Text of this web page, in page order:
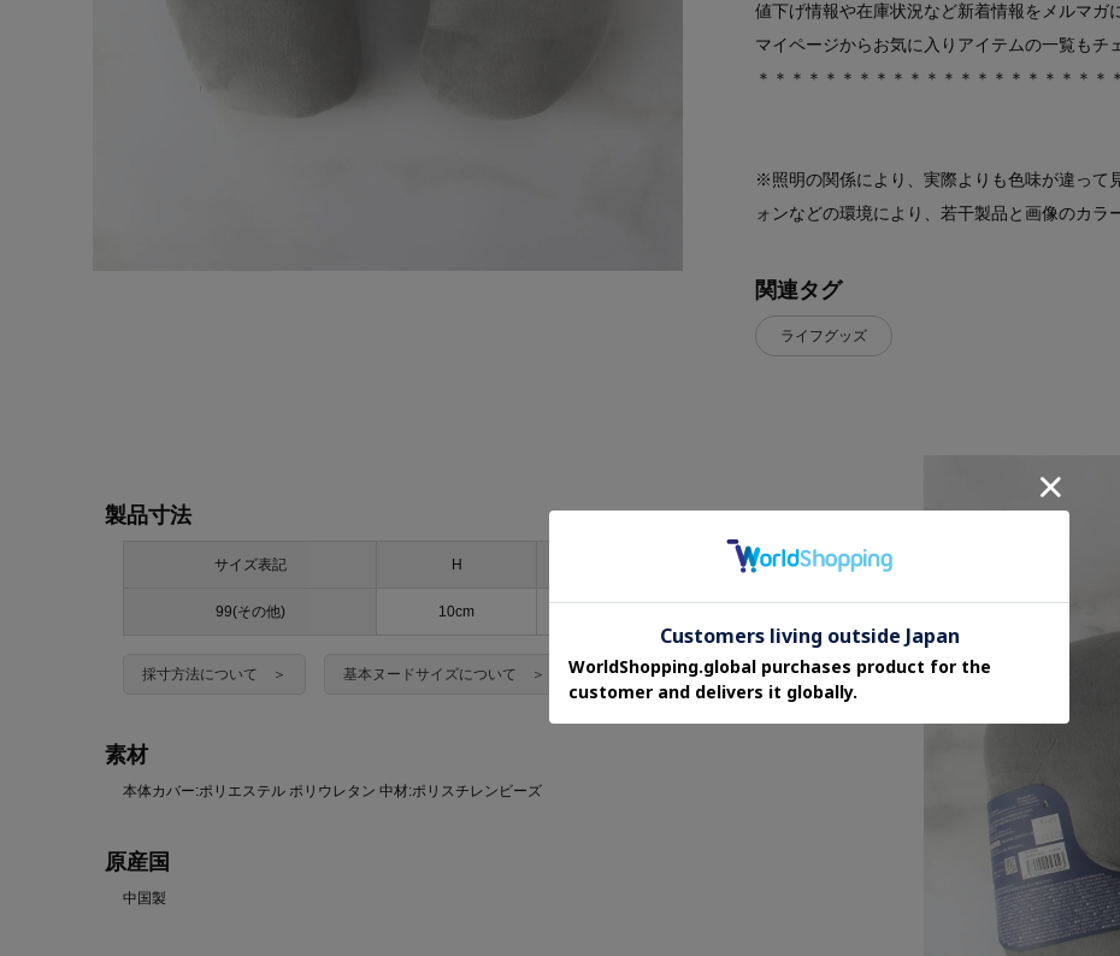
値下げ情報や在庫状況など新着情報をメルマガ
マイページからお気に入りアイテムの一覧もチ
＊＊＊＊＊＊＊＊＊＊＊＊＊＊＊＊＊＊＊＊＊
※照明の関係により、実際よりも色味が違って
ォンなどの環境により、若干製品と画像のカラ
関連タグ
ライフグッズ
製品寸法
サイズ表記 H D
99(その他) 10cm
採寸方法について ＞ 基本ヌードサイズについて ＞
素材
本体カバー:ポリエステル ポリウレタン 中材:ポリスチレンビーズ
原産国
中国製